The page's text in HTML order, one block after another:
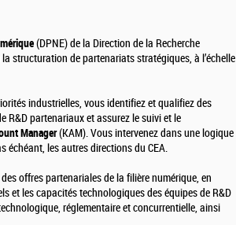
(DPNE) de la Direction de la Recherche
structuration de partenariats stratégiques, à l’échelle
industrielles, vous identifiez et qualifiez des
R&D partenariaux et assurez le suivi et le
Manager(KAM). Vous intervenez dans une logique
échéant, les autres directions du CEA.
offres partenariales de la filière numérique, en
et les capacités technologiques des équipes de R&D
réglementaire et concurrentielle, ainsi